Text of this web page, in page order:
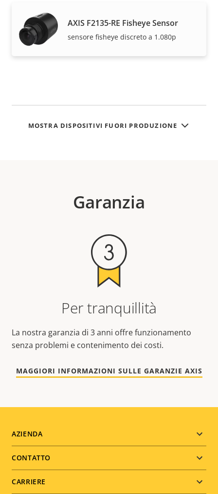
AXIS F2135-RE Fisheye Sensor
sensore fisheye discreto a 1.080p
MOSTRA DISPOSITIVI FUORI PRODUZIONE
Garanzia
Per tranquillità
La nostra garanzia di 3 anni offre funzionamento
senza problemi e contenimento dei costi.
MAGGIORI INFORMAZIONI SULLE GARANZIE AXIS
Footer
menu
AZIENDA
CONTATTO
CARRIERE